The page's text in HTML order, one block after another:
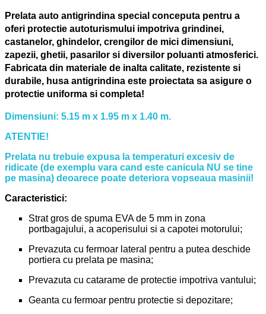
Prelata auto antigrindina special conceputa pentru a
oferi protectie autoturismului impotriva grindinei,
castanelor, ghindelor, crengilor de mici dimensiuni,
zapezii, ghetii, pasarilor si diversilor poluanti atmosferici.
Fabricata din materiale de inalta calitate, rezistente si
durabile, husa antigrindina este proiectata sa asigure o
protectie uniforma si completa!
Dimensiuni: 5.15 m x 1.95 m x 1.40 m.
ATENTIE!
Prelata nu trebuie expusa la temperaturi excesiv de
ridicate (de exemplu vara cand este canicula NU se tine
pe masina) deoarece poate deteriora vopseaua masinii!
Caracteristici:
Strat gros de spuma EVA de 5 mm in zona
portbagajului, a acoperisului si a capotei motorului;
Prevazuta cu fermoar lateral pentru a putea deschide
portiera cu prelata pe masina;
Prevazuta cu catarame de protectie impotriva vantului;
Geanta cu fermoar pentru protectie si depozitare;